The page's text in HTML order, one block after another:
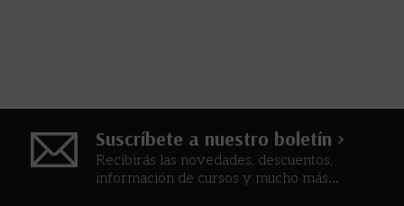
Suscríbete a nuestro boletín >
Recibirás las novedades, descuentos,
información de cursos y mucho más...